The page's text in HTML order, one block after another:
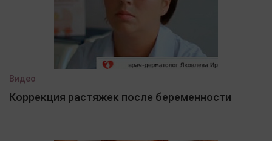
Видео
Коррекция растяжек после беременности